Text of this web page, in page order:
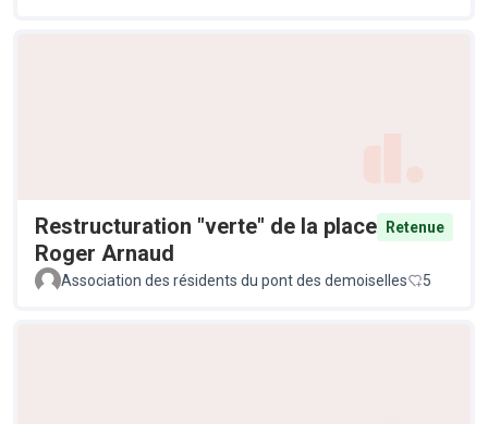
Restructuration "verte" de la place
Roger Arnaud
Retenue
Association des résidents du pont des demoiselles 5